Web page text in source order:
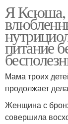
Я Ксюша,
питание
Мама троих
продолжает
Женщина с
совершила